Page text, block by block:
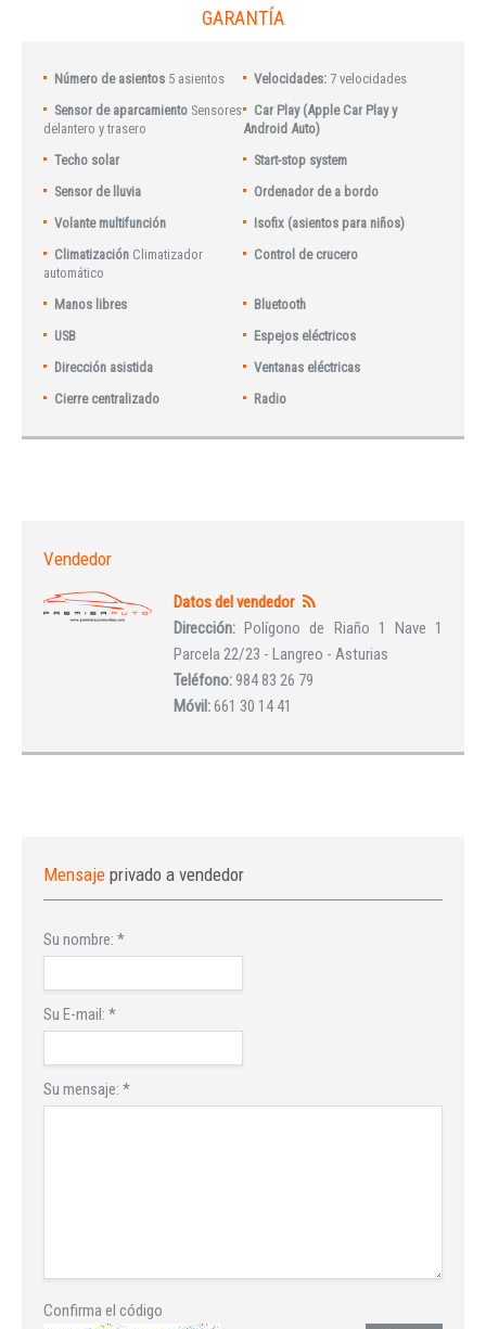
GARANTÍA
Número de asientos 5 asientos Velocidades: 7 velocidades
Sensor de aparcamiento Sensores
delantero y trasero
Car Play (Apple Car Play y
Android Auto)
Techo solar
Start-stop system
Sensor de lluvia
Ordenador de a bordo
Volante multifunción
Isofix (asientos para niños)
Climatización Climatizador
automático
Control de crucero
Manos libres
Bluetooth
USB
Espejos eléctricos
Dirección asistida
Ventanas eléctricas
Cierre centralizado
Radio
Vendedor
Datos del vendedor
Dirección:Polígono de Riaño 1 Nave 1
Parcela 22/23 - Langreo - Asturias
Teléfono:984 83 26 79
Móvil:661 30 14 41
Mensaje privado a vendedor
Su nombre: *
Su E-mail: *
Su mensaje: *
Confirma el código